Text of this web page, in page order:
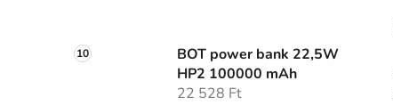
BOT power bank 22,5W
HP2 100000 mAh
22 528 Ft